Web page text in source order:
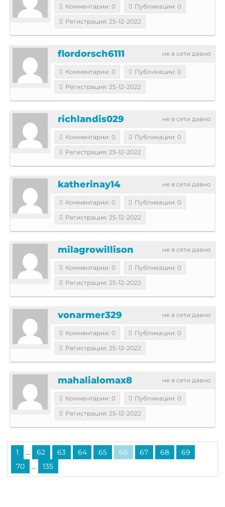
Комментарии: 0
Публикации: 0
Регистрация: 25-12-2022
не в сети давно
flordorsch6111
Комментарии: 0
Публикации: 0
Регистрация: 25-12-2022
не в сети давно
richlandis029
Комментарии: 0
Публикации: 0
Регистрация: 25-12-2022
не в сети давно
katherinay14
Комментарии: 0
Публикации: 0
Регистрация: 25-12-2022
не в сети давно
milagrowillison
Комментарии: 0
Публикации: 0
Регистрация: 25-12-2022
не в сети давно
vonarmer329
Комментарии: 0
Публикации: 0
Регистрация: 25-12-2022
не в сети давно
mahalialomax8
Комментарии: 0
Публикации: 0
Регистрация: 25-12-2022
1 ... 62 63 64 65 66 67 68
69
70
... 135